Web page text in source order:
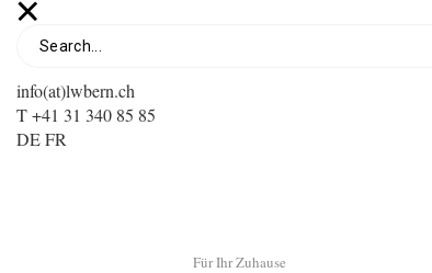
info(at)lwbern.ch
T +41 31 340 85 85
DEFR
Für Ihr Zuhause